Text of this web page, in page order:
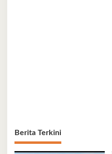
Berita Terkini